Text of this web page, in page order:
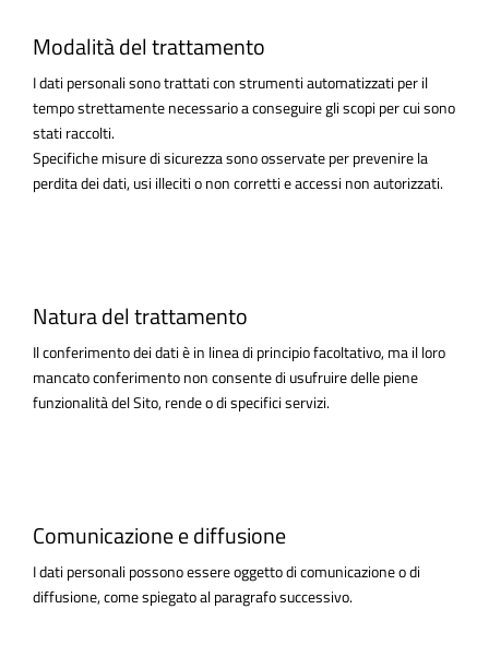
Modalità del trattamento
I dati personali sono trattati con strumenti automatizzati per il
tempo strettamente necessario a conseguire gli scopi per cui sono
stati raccolti.
Specifiche misure di sicurezza sono osservate per prevenire la
perdita dei dati, usi illeciti o non corretti e accessi non autorizzati.
Natura del trattamento
Il conferimento dei dati è in linea di principio facoltativo, ma il loro
mancato conferimento non consente di usufruire delle piene
funzionalità del Sito, rende o di specifici servizi.
Comunicazione e diffusione
I dati personali possono essere oggetto di comunicazione o di
diffusione, come spiegato al paragrafo successivo.